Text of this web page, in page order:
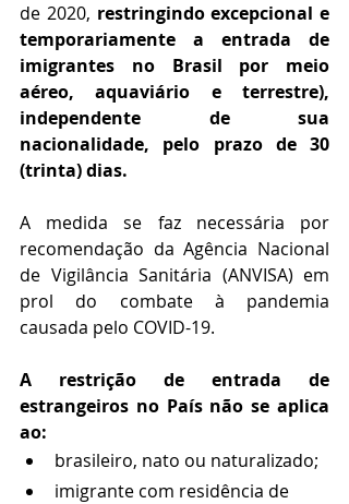
de 2020, restringindo excepcional e
temporariamente a entrada de
imigrantes no Brasil por meio
aéreo, aquaviário e terrestre),
independente de sua
nacionalidade, pelo prazo de 30
(trinta) dias.
A medida se faz necessária por
recomendação da Agência Nacional
de Vigilância Sanitária (ANVISA) em
prol do combate à pandemia
causada pelo COVID-19.
A restrição de entrada de
estrangeiros no País não se aplica
ao:
brasileiro, nato ou naturalizado;
imigrante com residência de